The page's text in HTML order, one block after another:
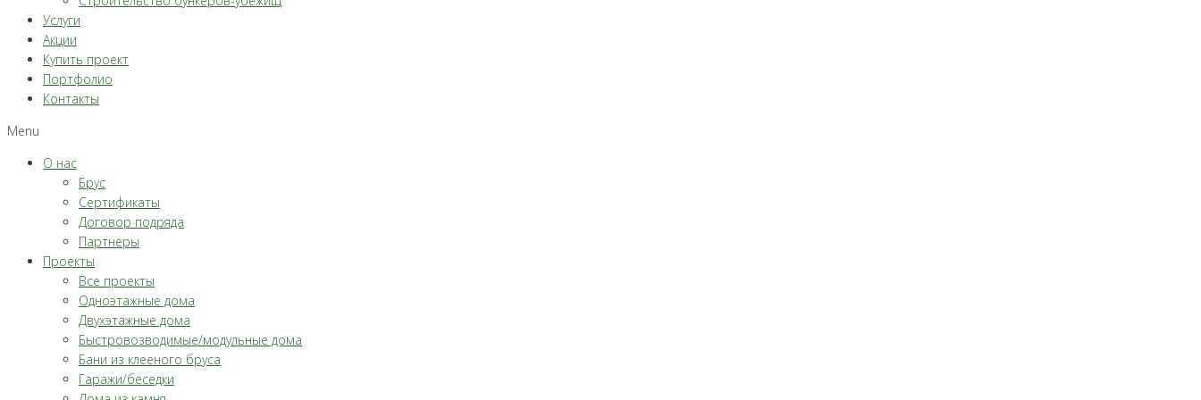
Услуги
Акции
Купить проект
Портфолио
Контакты
Menu
О нас
Брус
Сертификаты
Договор подряда
Партнеры
Проекты
Все проекты
Одноэтажные дома
Двухэтажные дома
Быстровозводимые/модульные дома
Бани из клееного бруса
Гаражи/беседки